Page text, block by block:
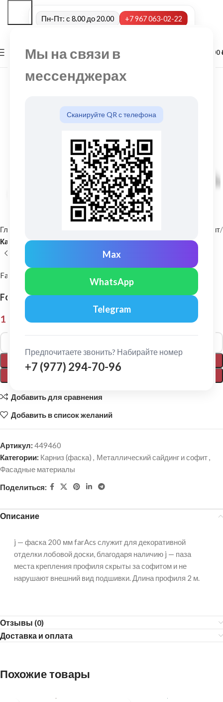
Мы на связи в
мессенджерах
Сканируйте QR с телефона
Max
WhatsApp
Telegram
Предпочитаете звонить? Набирайте номер
+7 (977) 294-70-96
Пн-Пт: с 8.00 до 20.00 +7 967 063-02-22
МЕНЮ 0,00
Нажмите, чтобы увеличить
Главная
Металлический сайдинг и софит
Карниз (фаска)
FarAcs
FarAcs: J-фаска 200мм Ре Ral 9003
1 788,00
В КОРЗИНУ
Alternative:
Добавить для сравнения
Добавить в список желаний
Артикул: 449460
Категории: Карниз (фаска) , Металлический сайдинг и софит,
Фасадные материалы
Поделиться:
Описание
j — фаска 200 мм farAcs служит для декоративной
отделки лобовой доски, благодаря наличию j — паза
места крепления профиля скрыты за софитом и не
нарушают внешний вид подшивки. Длина профиля 2 м.
Отзывы (0)
Доставка и оплата
Похожие товары